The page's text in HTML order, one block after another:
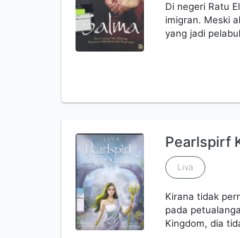
Di negeri Ratu
imigran. Meski
yang jadi
Pearlspirf
Liva
Kirana tidak
pada
Kingdom, dia